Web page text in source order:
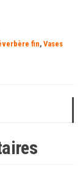
fin,Vases